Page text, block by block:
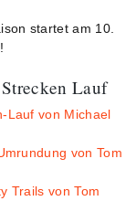
startet am 10.
Lauf
Lauf von Michael
von Tom
Trails von Tom